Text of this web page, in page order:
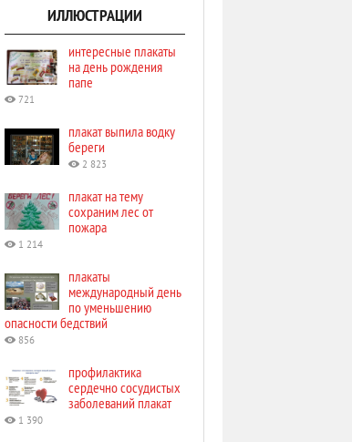
ИЛЛЮСТРАЦИИ
интересные плакаты
на день рождения
папе
721
плакат выпила водку
береги
2 823
плакат на тему
сохраним лес от
пожара
1 214
плакаты
международный день
по уменьшению
опасности бедствий
856
профилактика
сердечно сосудистых
заболеваний плакат
1 390